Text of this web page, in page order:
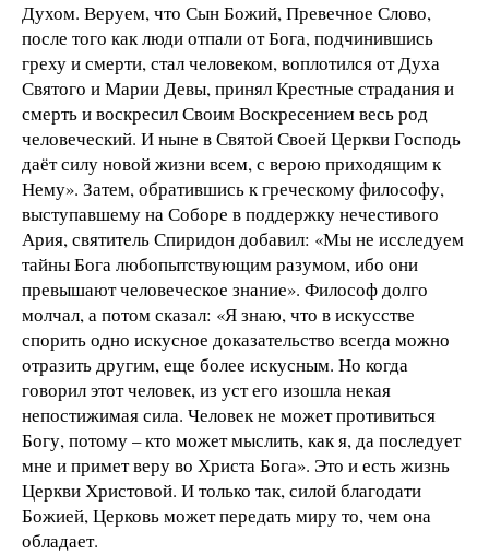
Духом. Веруем, что Сын Божий, Превечное Слово,
после того как люди отпали от Бога, подчинившись
греху и смерти, стал человеком, воплотился от Духа
Святого и Марии Девы, принял Крестные страдания и
смерть и воскресил Своим Воскресением весь род
человеческий. И ныне в Святой Своей Церкви Господь
даёт силу новой жизни всем, с верою приходящим к
Нему». Затем, обратившись к греческому философу,
выступавшему на Соборе в поддержку нечестивого
Ария, святитель Спиридон добавил: «Мы не исследуем
тайны Бога любопытствующим разумом, ибо они
превышают человеческое знание». Философ долго
молчал, а потом сказал: «Я знаю, что в искусстве
спорить одно искусное доказательство всегда можно
отразить другим, еще более искусным. Но когда
говорил этот человек, из уст его изошла некая
непостижимая сила. Человек не может противиться
Богу, потому – кто может мыслить, как я, да последует
мне и примет веру во Христа Бога». Это и есть жизнь
Церкви Христовой. И только так, силой благодати
Божией, Церковь может передать миру то, чем она
обладает.